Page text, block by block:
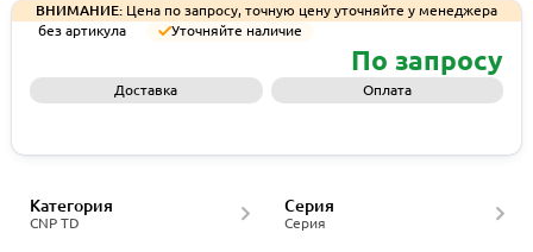
ВНИМАНИЕ: Цена по запросу, точную цену уточняйте у менеджера
без артикула
Уточняйте наличие
По запросу
Доставка Оплата
CNP TD
Категория
Серия
Серия